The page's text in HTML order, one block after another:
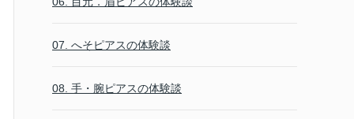
07. へそピアスの体験談
08. 手・腕ピアスの体験談